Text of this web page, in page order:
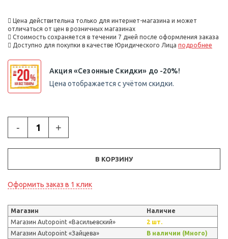
Цена действительна только для интернет-магазина и может
отличаться от цен в розничных магазинах
Стоимость сохраняется в течении 7 дней после оформления заказа
Доступно для покупки в качестве Юридического Лица подробнее
Акция «Сезонные Скидки» до -20%!
Цена отображается с учётом скидки.
- +
В КОРЗИНУ
Оформить заказ в 1 клик
Магазин
Наличие
Магазин Autopoint «Васильевский»
2 шт.
Магазин Autopoint «Зайцева»
В наличии (Много)